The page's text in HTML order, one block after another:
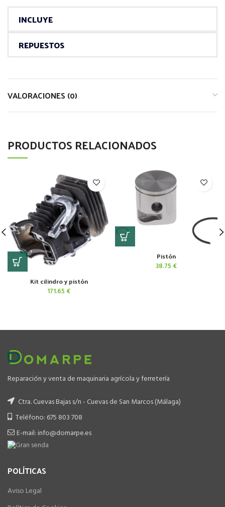
INCLUYE
REPUESTOS
VALORACIONES (0)
PRODUCTOS RELACIONADOS
Kit cilindro y pistón
171.65 €
Pistón
38.75 €
Reparación y venta de maquinaria agrícola y ferretería
Ctra. Cuevas Bajas s/n - Cuevas de San Marcos (Málaga)
Teléfono: 675 803 708
E-mail: info@domarpe.es
POLÍTICAS
Aviso Legal